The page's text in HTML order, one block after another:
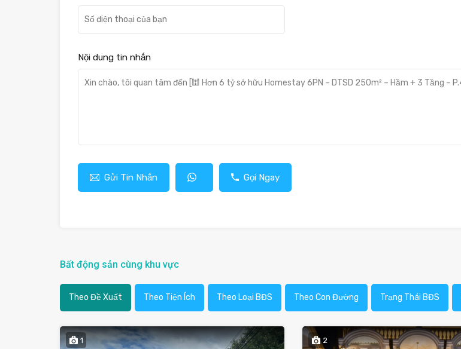
Nội dung tin nhắn
Gửi Tin Nhắn Gọi Ngay
Bất động sản cùng khu vực
Theo Đề Xuất Theo Tiện Ích Theo Loại BĐS Theo Con Đường Trạng Thái BĐS
1 2